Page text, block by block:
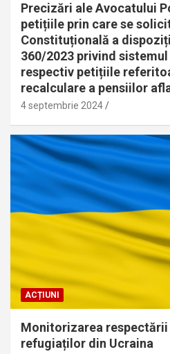
Precizări ale Avocatului
petițiile prin care se
Constituțională a
360/2023 privind
respectiv petițiile
recalculare a pensiilor
4 septembrie 2024
ACȚIUNI
Monitorizarea
refugiaților din Ucraina